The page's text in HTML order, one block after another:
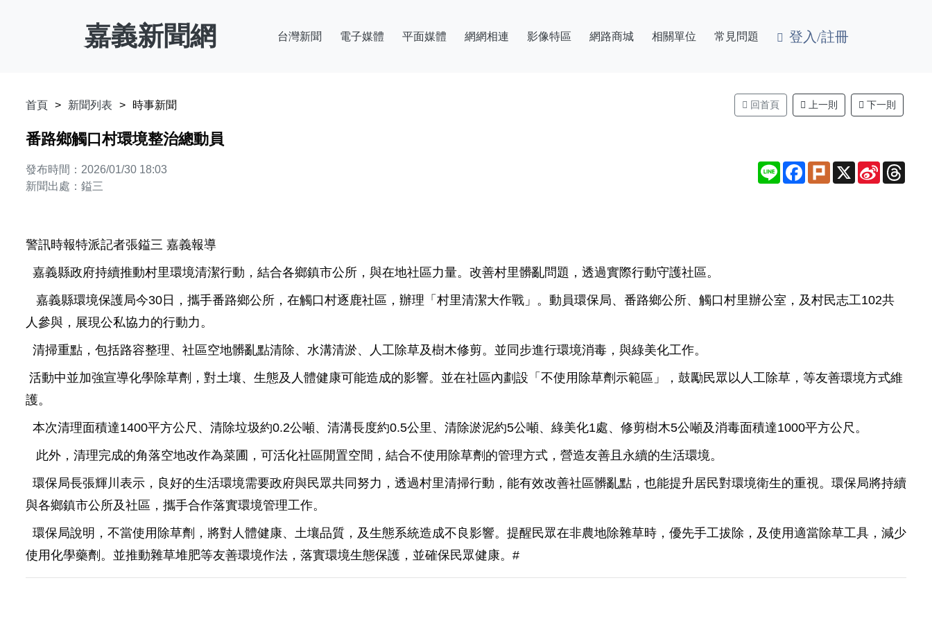
嘉義新聞網 台灣新聞 電子媒體 平面媒體 網網相連 影像特區 網路商城 相關單位 常見問題 登入/註冊
首頁 新聞列表 時事新聞 回首頁 上一則 下一則
番路鄉觸口村環境整治總動員
發布時間：2026/01/30 18:03
新聞出處：鎰三
Line Facebook
Plurk X
Sina
Weibo
警訊時報特派記者張鎰三 嘉義報導
嘉義縣政府持續推動村里環境清潔行動，結合各鄉鎮市公所，與在地社區力量。改善村里髒亂問題，透過實際行動守護社區。
嘉義縣環境保護局今30日，攜手番路鄉公所，在觸口村逐鹿社區，辦理「村里清潔大作戰」。動員環保局、番路鄉公所、觸口村里辦公室，及村民志工102共
人參與，展現公私協力的行動力。
清掃重點，包括路容整理、社區空地髒亂點清除、水溝清淤、人工除草及樹木修剪。並同步進行環境消毒，與綠美化工作。
活動中並加強宣導化學除草劑，對土壤、生態及人體健康可能造成的影響。並在社區內劃設「不使用除草劑示範區」，鼓勵民眾以人工除草，等友善環境方式維
護。
本次清理面積達1400平方公尺、清除垃圾約0.2公噸、清溝長度約0.5公里、清除淤泥約5公噸、綠美化1處、修剪樹木5公噸及消毒面積達1000平方公尺。
此外，清理完成的角落空地改作為菜圃，可活化社區閒置空間，結合不使用除草劑的管理方式，營造友善且永續的生活環境。
環保局長張輝川表示，良好的生活環境需要政府與民眾共同努力，透過村里清掃行動，能有效改善社區髒亂點，也能提升居民對環境衛生的重視。環保局將持續
與各鄉鎮市公所及社區，攜手合作落實環境管理工作。
環保局說明，不當使用除草劑，將對人體健康、土壤品質，及生態系統造成不良影響。提醒民眾在非農地除雜草時，優先手工拔除，及使用適當除草工具，減少
使用化學藥劑。並推動雜草堆肥等友善環境作法，落實環境生態保護，並確保民眾健康。#